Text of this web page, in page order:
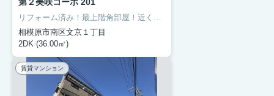
リフォーム済み！最上階角部屋！近くにスーパーやコンビニあり！
相模原市南区文京１丁目
2DK (36.00㎡)
賃貸マンション